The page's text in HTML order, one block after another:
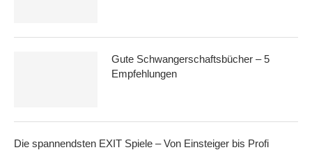
Gute Schwangerschaftsbücher – 5
Empfehlungen
Die spannendsten EXIT Spiele – Von Einsteiger bis Profi